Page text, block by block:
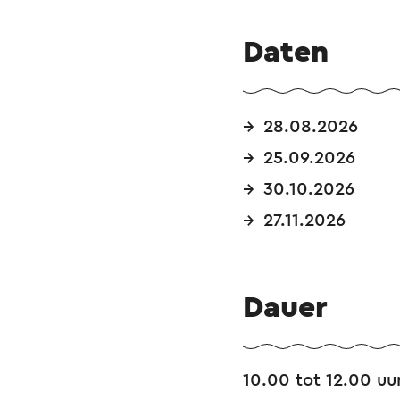
Daten
28.08.2026
25.09.2026
30.10.2026
27.11.2026
Dauer
10.00 tot 12.00